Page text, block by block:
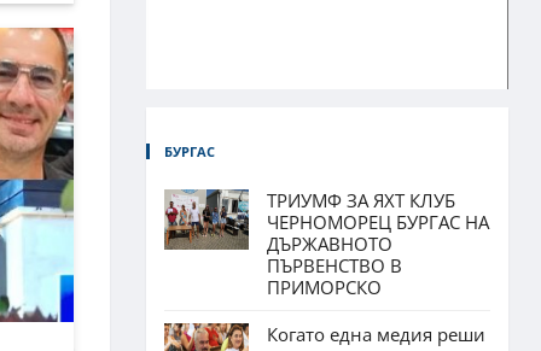
БУРГАС
ТРИУМФ ЗА ЯХТ КЛУБ
ЧЕРНОМОРЕЦ БУРГАС НА
ДЪРЖАВНОТО
ПЪРВЕНСТВО В
ПРИМОРСКО
Когато една медия реши